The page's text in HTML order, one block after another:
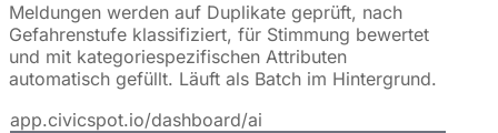
Meldungen werden auf Duplikate geprüft, nach
Gefahrenstufe klassifiziert, für Stimmung bewertet
und mit kategoriespezifischen Attributen
automatisch gefüllt. Läuft als Batch im Hintergrund.
app.civicspot.io/dashboard/ai